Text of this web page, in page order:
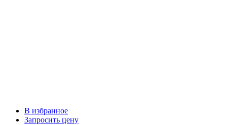
В избранное
Запросить цену